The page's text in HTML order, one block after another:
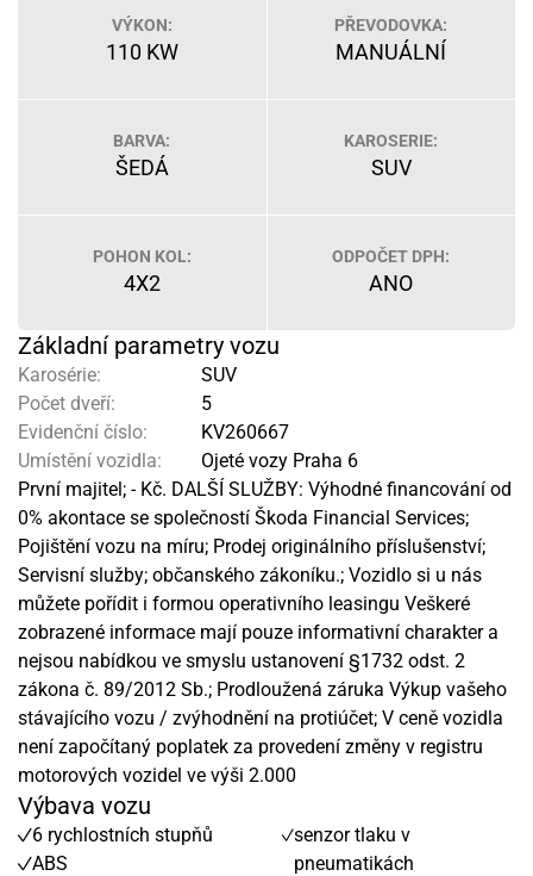
VÝKON:
110 KW
PŘEVODOVKA:
MANUÁLNÍ
BARVA:
ŠEDÁ
KAROSERIE:
SUV
POHON KOL:
4X2
ODPOČET DPH:
ANO
Základní parametry vozu
Karosérie:
SUV
Počet dveří:
5
Evidenční číslo:
KV260667
Umístění vozidla:
Ojeté vozy Praha 6
První majitel; - Kč. DALŠÍ SLUŽBY: Výhodné financování od
0% akontace se společností Škoda Financial Services;
Pojištění vozu na míru; Prodej originálního příslušenství;
Servisní služby; občanského zákoníku.; Vozidlo si u nás
můžete pořídit i formou operativního leasingu Veškeré
zobrazené informace mají pouze informativní charakter a
nejsou nabídkou ve smyslu ustanovení §1732 odst. 2
zákona č. 89/2012 Sb.; Prodloužená záruka Výkup vašeho
stávajícího vozu / zvýhodnění na protiúčet; V ceně vozidla
není započítaný poplatek za provedení změny v registru
motorových vozidel ve výši 2.000
Výbava vozu
6 rychlostních stupňů
ABS
senzor tlaku v
pneumatikách